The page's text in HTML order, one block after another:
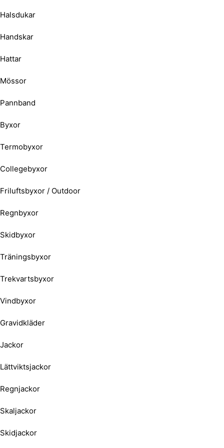
Halsdukar
Handskar
Hattar
Mössor
Pannband
Byxor
Termobyxor
Collegebyxor
Friluftsbyxor / Outdoor
Regnbyxor
Skidbyxor
Träningsbyxor
Trekvartsbyxor
Vindbyxor
Gravidkläder
Jackor
Lättviktsjackor
Regnjackor
Skaljackor
Skidjackor